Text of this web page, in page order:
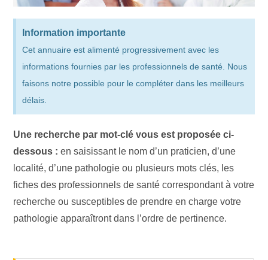
Information importante
Cet annuaire est alimenté progressivement avec les
informations fournies par les professionnels de santé. Nous
faisons notre possible pour le compléter dans les meilleurs
délais.
Une recherche par mot-clé vous est proposée ci-
dessous : en saisissant le nom d’un praticien, d’une
localité, d’une pathologie ou plusieurs mots clés, les
fiches des professionnels de santé correspondant à votre
recherche ou susceptibles de prendre en charge votre
pathologie apparaîtront dans l’ordre de pertinence.